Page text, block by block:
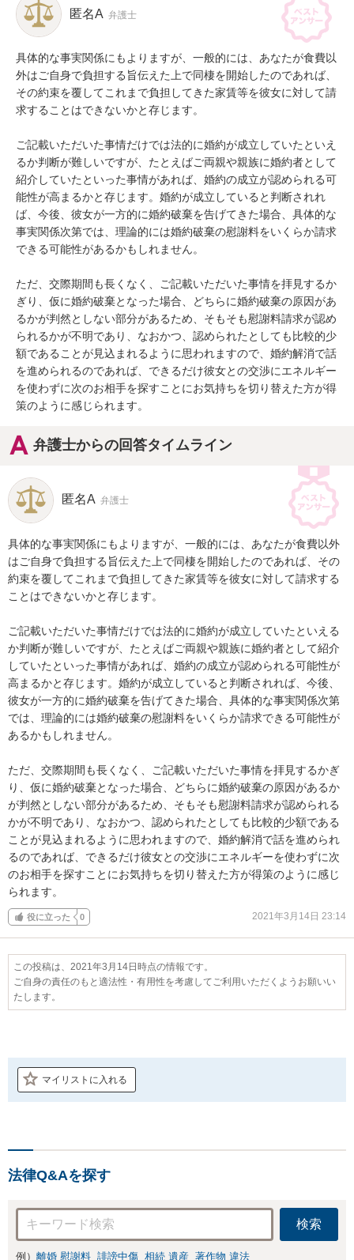
匿名A 弁護士
具体的な事実関係にもよりますが、一般的には、あなたが食費以
外はご自身で負担する旨伝えた上で同棲を開始したのであれば、
その約束を覆してこれまで負担してきた家賃等を彼女に対して請
求することはできないかと存じます。
ご記載いただいた事情だけでは法的に婚約が成立していたといえ
るか判断が難しいですが、たとえばご両親や親族に婚約者として
紹介していたといった事情があれば、婚約の成立が認められる可
能性が高まるかと存じます。婚約が成立していると判断されれ
ば、今後、彼女が一方的に婚約破棄を告げてきた場合、具体的な
事実関係次第では、理論的には婚約破棄の慰謝料をいくらか請求
できる可能性があるかもしれません。
ただ、交際期間も長くなく、ご記載いただいた事情を拝見するか
ぎり、仮に婚約破棄となった場合、どちらに婚約破棄の原因があ
るかが判然としない部分があるため、そもそも慰謝料請求が認め
られるかが不明であり、なおかつ、認められたとしても比較的少
額であることが見込まれるように思われますので、婚約解消で話
を進められるのであれば、できるだけ彼女との交渉にエネルギー
を使わずに次のお相手を探すことにお気持ちを切り替えた方が得
策のように感じられます。
弁護士からの回答タイムライン
匿名A 弁護士
具体的な事実関係にもよりますが、一般的には、あなたが食費以外
はご自身で負担する旨伝えた上で同棲を開始したのであれば、その
約束を覆してこれまで負担してきた家賃等を彼女に対して請求する
ことはできないかと存じます。
ご記載いただいた事情だけでは法的に婚約が成立していたといえる
か判断が難しいですが、たとえばご両親や親族に婚約者として紹介
していたといった事情があれば、婚約の成立が認められる可能性が
高まるかと存じます。婚約が成立していると判断されれば、今後、
彼女が一方的に婚約破棄を告げてきた場合、具体的な事実関係次第
では、理論的には婚約破棄の慰謝料をいくらか請求できる可能性が
あるかもしれません。
ただ、交際期間も長くなく、ご記載いただいた事情を拝見するかぎ
り、仮に婚約破棄となった場合、どちらに婚約破棄の原因があるか
が判然としない部分があるため、そもそも慰謝料請求が認められる
かが不明であり、なおかつ、認められたとしても比較的少額である
ことが見込まれるように思われますので、婚約解消で話を進められ
るのであれば、できるだけ彼女との交渉にエネルギーを使わずに次
のお相手を探すことにお気持ちを切り替えた方が得策のように感じ
られます。
役に立った 0 2021年3月14日 23:14
この投稿は、2021年3月14日時点の情報です。
ご自身の責任のもと適法性・有用性を考慮してご利用いただくようお願いい
たします。
マイリストに入れる
法律Q&Aを探す
検索
例） 離婚 慰謝料 誹謗中傷 相続 遺産 著作物 違法